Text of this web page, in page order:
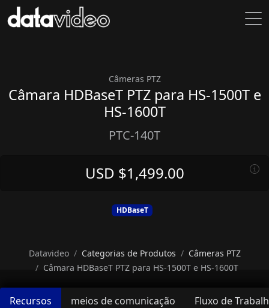
Câmeras PTZ
Câmara HDBaseT PTZ para HS-1500T e
HS-1600T
PTC-140T
USD $1,499.00
HDBaseT
Datavideo Categorias de Produtos
Câmeras PTZ
Câmara HDBaseT PTZ para HS-1500T e HS-1600T
Recursos meios de comunicação Fluxo de